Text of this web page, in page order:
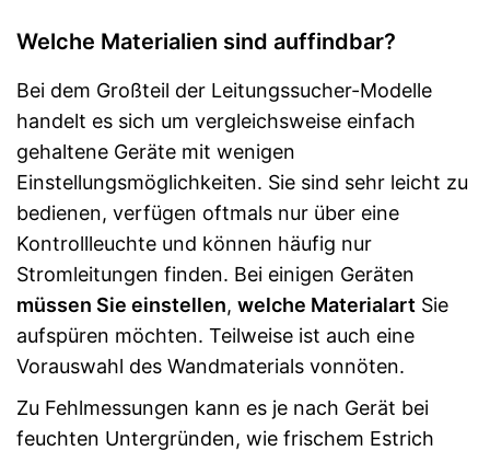
Welche Materialien sind auffindbar?
Bei dem Großteil der Leitungssucher-Modelle
handelt es sich um vergleichsweise einfach
gehaltene Geräte mit wenigen
Einstellungsmöglichkeiten. Sie sind sehr leicht zu
bedienen, verfügen oftmals nur über eine
Kontrollleuchte und können häufig nur
Stromleitungen finden. Bei einigen Geräten
müssen Sie einstellen, welche Materialart Sie
aufspüren möchten. Teilweise ist auch eine
Vorauswahl des Wandmaterials vonnöten.
Zu Fehlmessungen kann es je nach Gerät bei
feuchten Untergründen, wie frischem Estrich